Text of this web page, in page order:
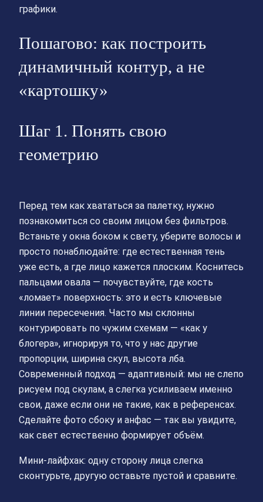
графики.
Пошагово: как построить
динамичный контур, а не
«картошку»
Шаг 1. Понять свою
геометрию
Перед тем как хвататься за палетку, нужно
познакомиться со своим лицом без фильтров.
Встаньте у окна боком к свету, уберите волосы и
просто понаблюдайте: где естественная тень
уже есть, а где лицо кажется плоским. Коснитесь
пальцами овала — почувствуйте, где кость
«ломает» поверхность: это и есть ключевые
линии пересечения. Часто мы склонны
контурировать по чужим схемам — «как у
блогера», игнорируя то, что у нас другие
пропорции, ширина скул, высота лба.
Современный подход — адаптивный: мы не слепо
рисуем под скулам, а слегка усиливаем именно
свои, даже если они не такие, как в референсах.
Сделайте фото сбоку и анфас — так вы увидите,
как свет естественно формирует объём.
Мини‑лайфхак: одну сторону лица слегка
сконтурьте, другую оставьте пустой и сравните.